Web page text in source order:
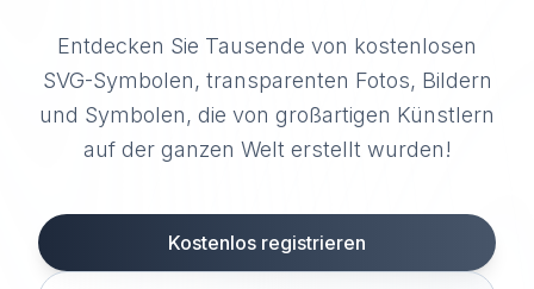
Entdecken Sie Tausende von kostenlosen
SVG-Symbolen, transparenten Fotos, Bildern
und Symbolen, die von großartigen Künstlern
auf der ganzen Welt erstellt wurden!
Kostenlos registrieren